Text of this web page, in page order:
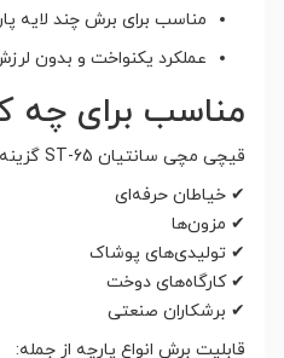
مناسب برای برش چند لایه
عملکرد یکنواخت و بدون
مناسب برای چه
قیچی مچی سانتیان ST-65 گزینه‌ای عالی برای:
✔ خیاطان حرفه‌ای
✔ مزون‌ها
✔ تولیدی‌های پوشاک
✔ کارگاه‌های دوخت
✔ برشکاران صنعتی
قابلیت برش انواع پارچه از جمله: